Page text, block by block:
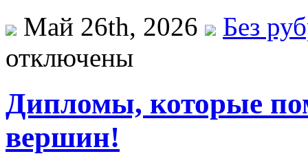
Май 26th, 2026
Без
отключены
Дипломы, которые
вершин!